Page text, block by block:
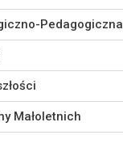
Pedagogiczna
Małoletnich